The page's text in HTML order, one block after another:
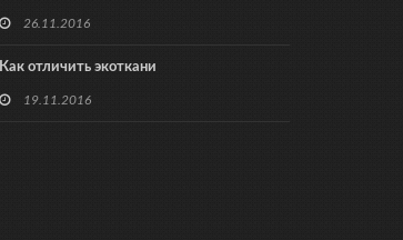
26.11.2016
Как отличить экоткани
19.11.2016